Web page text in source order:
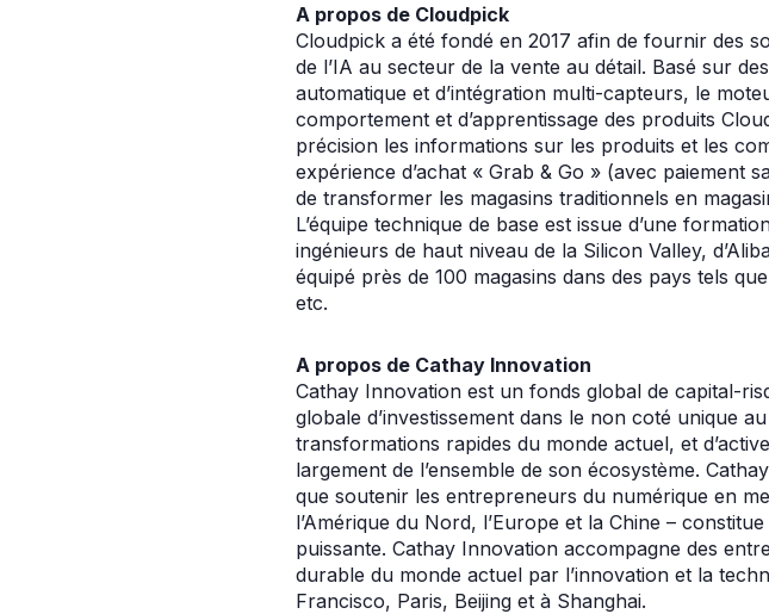
A propos de Cloudpick
Cloudpick a été fondé en 2017 afin de fournir des
de l’IA au secteur de la vente au détail. Basé sur
automatique et d’intégration multi-capteurs, le
comportement et d’apprentissage des produits
précision les informations sur les produits et les
expérience d’achat « Grab & Go » (avec paiement
de transformer les magasins traditionnels en
L’équipe technique de base est issue d’une
ingénieurs de haut niveau de la Silicon Valley,
équipé près de 100 magasins dans des pays tels
etc.
A propos de Cathay Innovation
Cathay Innovation est un fonds global de capital-
globale d’investissement dans le non coté unique
transformations rapides du monde actuel, et
largement de l’ensemble de son écosystème.
que soutenir les entrepreneurs du numérique en
l’Amérique du Nord, l’Europe et la Chine –
puissante. Cathay Innovation accompagne des
durable du monde actuel par l’innovation et la
Francisco, Paris, Beijing et à Shanghai.